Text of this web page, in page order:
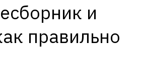
и
правильно